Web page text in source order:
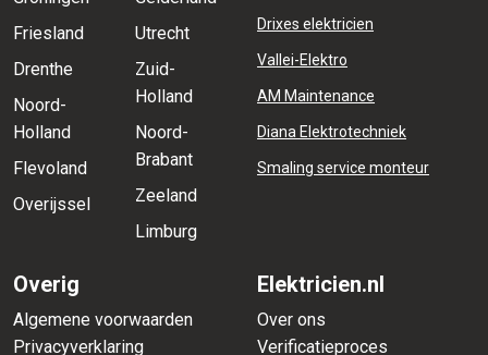
Friesland
Drenthe
Noord-
Holland
Flevoland
Overijssel
Utrecht
Zuid-
Holland
Noord-
Brabant
Zeeland
Limburg
Drixes elektricien
Vallei-Elektro
AM Maintenance
Diana Elektrotechniek
Smaling service monteur
Overig
Algemene voorwaarden
Privacyverklaring
Elektricien.nl
Over ons
Verificatieproces